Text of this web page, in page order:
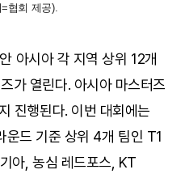
협회 제공).
아시아 각 지역 상위 12개
가 열린다. 아시아 마스터즈
진행된다. 이번 대회에는
운드 기준 상위 4개 팀인 T1
아, 농심 레드포스, KT